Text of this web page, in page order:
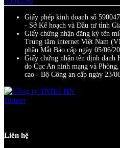
Giấy phép kinh doanh số
- Sở Kế hoạch và Đầu tư tỉnh
Giấy chứng nhận đăng ký tên
Trung tâm internet Việt Nam
phần Mắt Bảo cấp ngày 05/06/
Giấy chứng nhận tên định
do Cục An ninh mạng và
cao - Bộ Công an cấp ngày 23/
Liên hệ